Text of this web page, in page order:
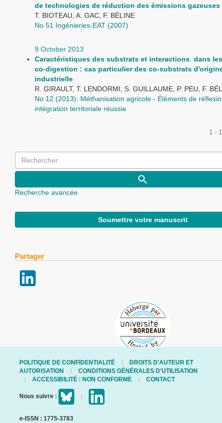
de technologies de réduction des émissions gazeuses
T. BIOTEAU, A. GAC, F. BÉLINE
No 51 Ingénieries-EAT (2007)
9 October 2013
Caractéristiques des substrats et interactions dans
co-digestion : cas particulier des co-substrats
industrielle
R. GIRAULT, T. LENDORMI, S. GUILLAUME, P. PEU, F.
No 12 (2013): Méthanisation agricole - Éléments de
intégration territoriale réussie
1 -
Recherche avancée
Soumettre votre manuscrit
Partager
POLITIQUE DE CONFIDENTIALITÉ
DROITS D'AUTEUR ET
AUTORISATION
CONDITIONS GÉNÉRALES D'UTILISATION
ACCESSIBILITÉ : NON CONFORME
CONTACT
Nous suivre :
e-ISSN : 1775-3783